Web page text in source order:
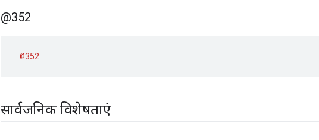
@352
@352
सार्वजनिक विशेषताएं